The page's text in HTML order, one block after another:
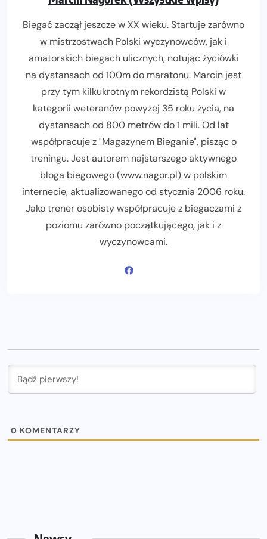
Biegać zaczął jeszcze w XX wieku. Startuje zarówno
w mistrzostwach Polski wyczynowców, jak i
amatorskich biegach ulicznych, notując życiówki
na dystansach od 100m do maratonu. Marcin jest
przy tym kilkukrotnym rekordzistą Polski w
kategorii weteranów powyżej 35 roku życia, na
dystansach od 800 metrów do 1 mili. Od lat
współpracuje z "Magazynem Bieganie", pisząc o
treningu. Jest autorem najstarszego aktywnego
bloga biegowego (www.nagor.pl) w polskim
internecie, aktualizowanego od stycznia 2006 roku.
Jako trener osobisty współpracuje z biegaczami z
poziomu zarówno początkującego, jak i z
wyczynowcami.
0 KOMENTARZY